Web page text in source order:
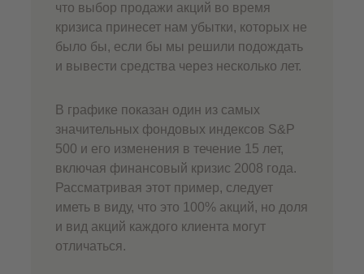
что выбор продажи акций во время
кризиса принесет нам убытки, которых не
было бы, если бы мы решили подождать
и вывести средства через несколько лет.
В графике показан один из самых
значительных фондовых индексов S&P
500 и его изменения в течение 15 лет,
включая финансовый кризис 2008 года.
Рассматривая этот пример, следует
иметь в виду, что это 100% акций, но доля
и вид акций каждого клиента могут
отличаться.